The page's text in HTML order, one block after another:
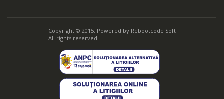
Copyright © 2015. Powered by Rebootcode Soft
All rights reserved.